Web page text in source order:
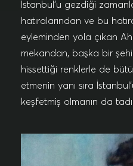
İstanbul’u gezdiği
hatıralarından ve bu
eyleminden yola çıkan
mekandan, başka bir
hissettiği renklerle de
etmenin yanı sıra
keşfetmiş olmanın da